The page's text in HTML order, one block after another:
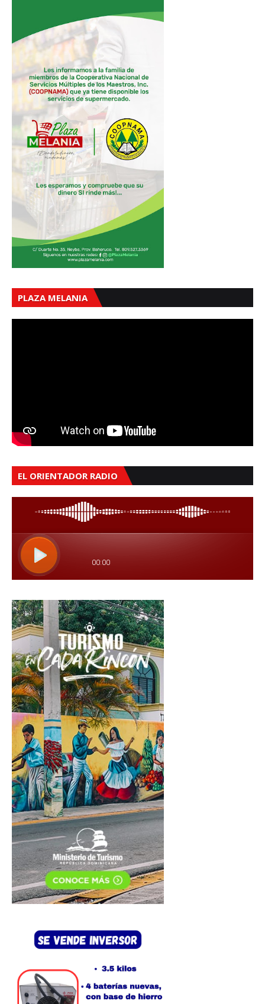
PLAZA MELANIA
EL ORIENTADOR RADIO